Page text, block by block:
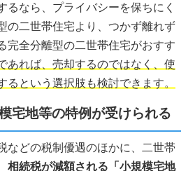
るなら、プライバシーを保ちにく
の二世帯住宅より、つかず離れず
完全分離型の二世帯住宅がおすす
あれば、売却するのではなく、使
るという選択肢も検討できます。
宅地等の特例が受けられる
などの税制優遇のほかに、二世帯
相続税が減額される「小規模宅地